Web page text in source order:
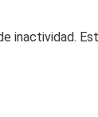
inactividad.